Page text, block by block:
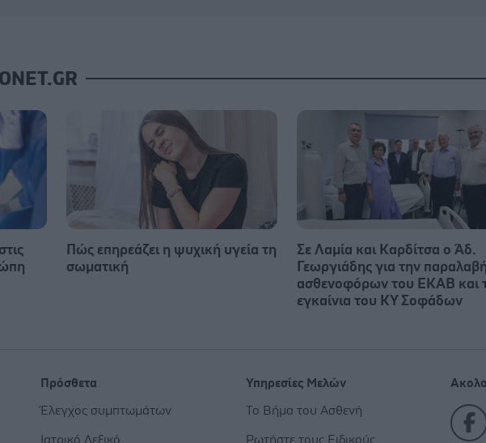
Πώς επηρεάζει η ψυχική υγεία τη
σωματική
Σε Λαμία και Καρδίτσα ο Άδ.
Γεωργιάδης για την
ασθενοφόρων του ΕΚΑΒ και
εγκαίνια του ΚΥ Σοφάδων
Πρόσθετα
Έλεγχος συμπτωμάτων
Ιατρικό Λεξικό
Υπηρεσίες Μελών
Το Βήμα του Ασθενή
Ρωτήστε τους Ειδικούς